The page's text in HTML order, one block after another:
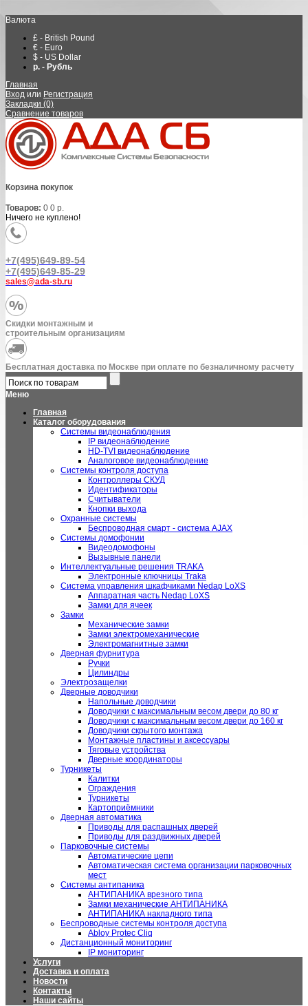
Валюта
£ - British Pound
€ - Euro
$ - US Dollar
р. - Рубль
Главная
Вход или Регистрация
Закладки (0)
Сравнение товаров
Корзина покупок
Товаров: 0 0 р.
Ничего не куплено!
+7(495)649-89-54
+7(495)649-85-29
sales@ada-sb.ru
Скидки монтажным и
строительным организациям
Бесплатная доставка по Москве при оплате по безналичному расчету
Меню
Главная
Каталог оборудования
Системы видеонаблюдения
IP видеонаблюдение
HD-TVI видеонаблюдение
Аналоговое видеонаблюдение
Системы контроля доступа
Контроллеры СКУД
Идентификаторы
Считыватели
Кнопки выхода
Охранные системы
Беспроводная смарт - система AJAX
Системы домофонии
Видеодомофоны
Вызывные панели
Интеллектуальные решения TRAKA
Электронные ключницы Traka
Система управления шкафчиками Nedap LoXS
Аппаратная часть Nedap LoXS
Замки для ячеек
Замки
Механические замки
Замки электромеханические
Электромагнитные замки
Дверная фурнитура
Ручки
Цилиндры
Электрозащелки
Дверные доводчики
Напольные доводчики
Доводчики с максимальным весом двери до 80 кг
Доводчики с максимальным весом двери до 160 кг
Доводчики скрытого монтажа
Монтажные пластины и аксессуары
Тяговые устройства
Дверные координаторы
Турникеты
Калитки
Ограждения
Турникеты
Картоприёмники
Дверная автоматика
Приводы для распашных дверей
Приводы для раздвижных дверей
Парковочные системы
Автоматические цепи
Автоматическая система организации парковочных
мест
Системы антипаника
АНТИПАНИКА врезного типа
Замки механические АНТИПАНИКА
АНТИПАНИКА накладного типа
Беспроводные системы контроля доступа
Abloy Protec Cliq
Дистанционный мониторинг
IP мониторинг
Услуги
Доставка и оплата
Новости
Контакты
Наши сайты